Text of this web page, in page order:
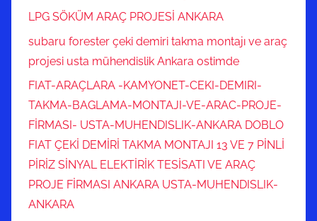
LPG SÖKÜM ARAÇ PROJESİ ANKARA
subaru forester çeki demiri takma montajı ve araç
projesi usta mühendislik Ankara ostimde
FIAT-ARAÇLARA -KAMYONET-CEKI-DEMIRI-
TAKMA-BAGLAMA-MONTAJI-VE-ARAC-PROJE-
FİRMASI- USTA-MUHENDISLIK-ANKARA DOBLO
FIAT ÇEKİ DEMİRİ TAKMA MONTAJI 13 VE 7 PİNLİ
PİRİZ SİNYAL ELEKTİRİK TESİSATI VE ARAÇ
PROJE FİRMASI ANKARA USTA-MUHENDISLIK-
ANKARA